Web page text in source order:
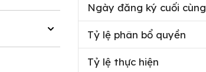
Ngày đăng ký cuối cùng
Tỷ lệ phân bổ quyền
Tỷ lệ thực hiện